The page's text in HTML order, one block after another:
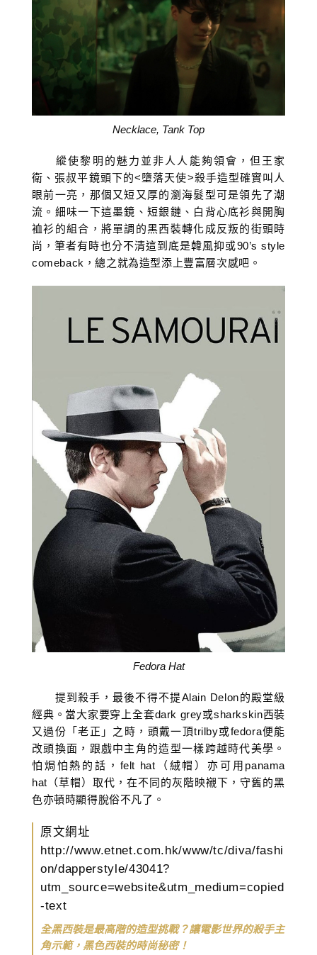
Necklace, Tank Top
縱使黎明的魅力並非人人能夠領會，但王家
衛、張叔平鏡頭下的<墮落天使>殺手造型確實叫人
眼前一亮，那個又短又厚的瀏海髮型可是領先了潮
流。細味一下這墨鏡、短銀鏈、白背心底衫與開胸
裇衫的組合，將單調的黑西裝轉化成反叛的街頭時
尚，筆者有時也分不清這到底是韓風抑或90’s style
comeback，總之就為造型添上豐富層次感吧。
Fedora Hat
提到殺手，最後不得不提Alain Delon的殿堂級
經典。當大家要穿上全套dark grey或sharkskin西裝
又過份「老正」之時，頭戴一頂trilby或fedora便能
改頭換面，跟戲中主角的造型一樣跨越時代美學。
怕焗怕熱的話，felt hat（絨帽）亦可用panama
hat（草帽）取代，在不同的灰階映襯下，守舊的黑
色亦頓時顯得脫俗不凡了。
原文網址
http://www.etnet.com.hk/www/tc/diva/fashi
on/dapperstyle/43041?
utm_source=website&utm_medium=copied
-text
全黑西裝是最高階的造型挑戰？讓電影世界的殺手主
角示範，黑色西裝的時尚秘密！